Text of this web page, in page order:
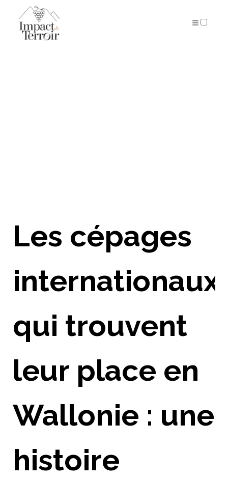
Les cépages
internationaux
qui trouvent
leur place en
Wallonie : une
histoire